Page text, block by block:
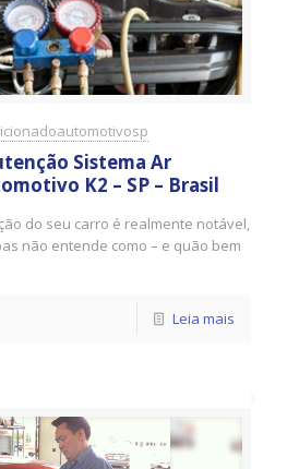
Sistema Ar
K2 – SP – Brasil
do seu carro é realmente notável,
não entende como – e quão bem
Leia mais